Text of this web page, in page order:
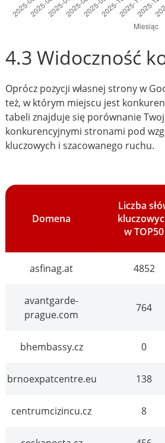
4.3 Widoczność
Oprócz pozycji własnej strony w
też, w którym miejscu jest
tabeli znajduje się porównanie
konkurencyjnymi stronami pod
kluczowych i szacowanego ruchu.
Domena
Liczba
w TOP50
asfinag.at 4852
avantgarde-
prague.com
764
bhembassy.cz 0
brnoexpatcentre.eu 138
centrumcizincu.cz 8